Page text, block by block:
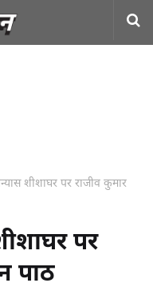
शीशाघर पर राजीव कुमार
पर
पाठ